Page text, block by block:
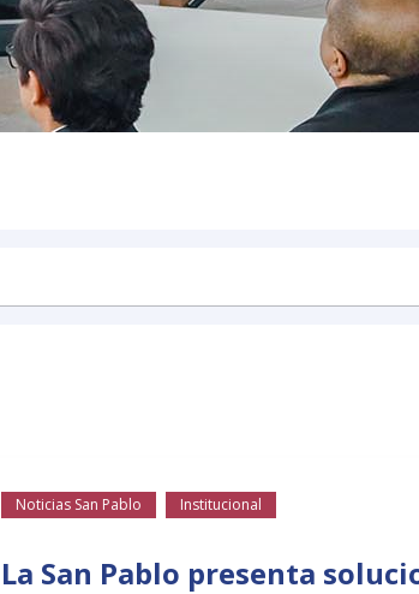
Noticias San Pablo Institucional
La San Pablo presenta